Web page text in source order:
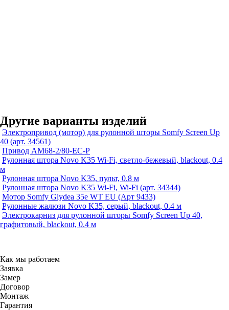
Другие варианты изделий
Электропривод (мотор) для рулонной шторы Somfy Screen Up
40 (арт. 34561)
Привод AM68-2/80-EС-P
Рулонная штора Novo K35 Wi-Fi, светло-бежевый, blackout, 0.4
м
Рулонная штора Novo K35, пульт, 0.8 м
Рулонная штора Novo K35 Wi-Fi, Wi-Fi (арт. 34344)
Мотор Somfy Glydea 35e WT EU (Арт 9433)
Рулонные жалюзи Novo K35, серый, blackout, 0.4 м
Электрокарниз для рулонной шторы Somfy Screen Up 40,
графитовый, blackout, 0.4 м
Как мы работаем
Заявка
Замер
Договор
Монтаж
Гарантия